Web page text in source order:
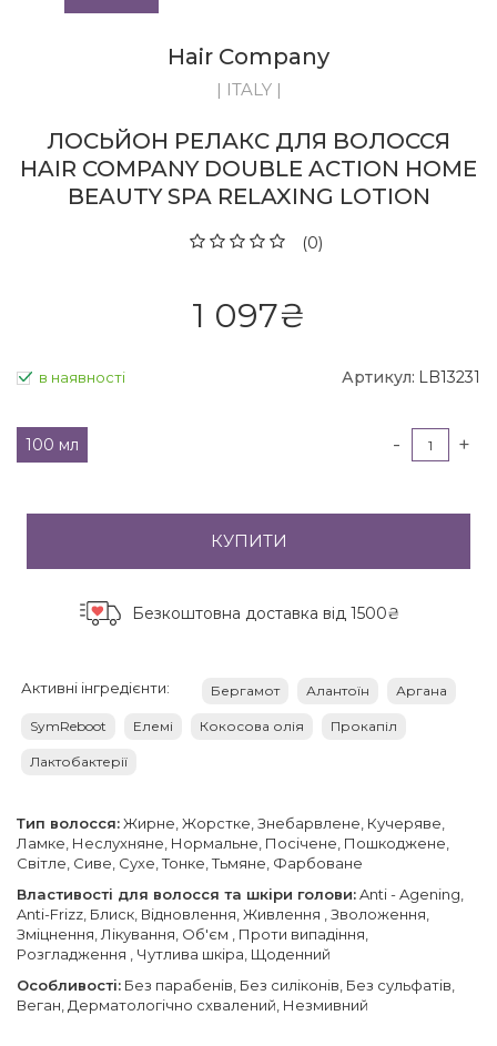
Hair Company
| ITALY |
ЛОСЬЙОН РЕЛАКС ДЛЯ ВОЛОССЯ
HAIR COMPANY DOUBLE ACTION HOME
BEAUTY SPA RELAXING LOTION
(0)
1 097₴
в наявності Артикул: LB13231
100 мл - +
КУПИТИ
Безкоштовна доставка від 1500₴
Активні інгредієнти: Бергамот Алантоїн Аргана
SymReboot Елемі Кокосова олія Прокапіл
Лактобактерії
Тип волосся:Жирне, Жорстке, Знебарвлене, Кучеряве,
Ламке, Неслухняне, Нормальне, Посічене, Пошкоджене,
Світле, Сиве, Сухе, Тонке, Тьмяне, Фарбоване
Властивості для волосся та шкіри голови:Anti - Agening,
Anti-Frizz, Блиск, Відновлення, Живлення , Зволоження,
Зміцнення, Лікування, Об'єм , Проти випадіння,
Розгладження , Чутлива шкіра, Щоденний
Особливості: Без парабенів, Без силіконів, Без сульфатів,
Веган, Дерматологічно схвалений, Незмивний